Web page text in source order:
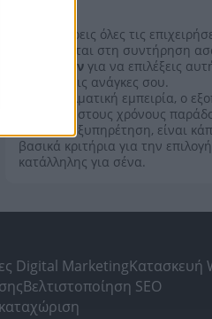
Εδώ θα βρεις όλες τις
ειδικεύονται στη συντήρηση
Κυκλάδων για να επιλέξεις
καλύψει τις ανάγκες σου.
Η επαγγελματική εμπειρία, ο
συνέπεια στους χρόνους
γρήγορη εξυπηρέτηση, είναι
βασικά κριτήρια για την
κατάλληλης για σένα.
Digital MarketingΚατασκευή
Βελτιστοποίηση SEO